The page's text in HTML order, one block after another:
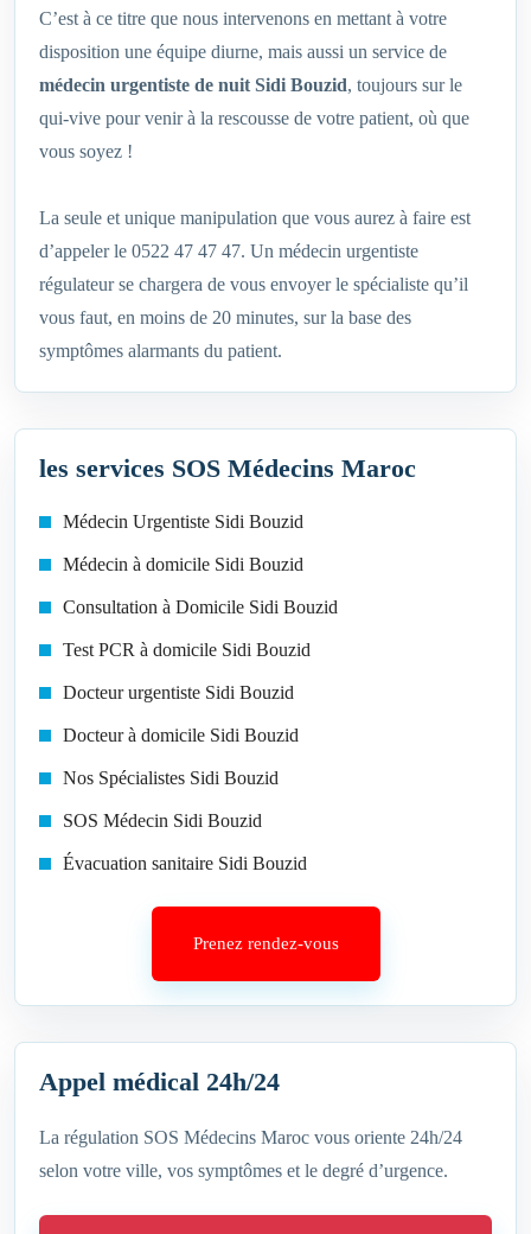
C’est à ce titre que nous intervenons en mettant à votre
disposition une équipe diurne, mais aussi un service de
médecin urgentiste de nuit Sidi Bouzid, toujours sur le
qui-vive pour venir à la rescousse de votre patient, où que
vous soyez !
La seule et unique manipulation que vous aurez à faire est
d’appeler le 0522 47 47 47. Un médecin urgentiste
régulateur se chargera de vous envoyer le spécialiste qu’il
vous faut, en moins de 20 minutes, sur la base des
symptômes alarmants du patient.
les services SOS Médecins Maroc
Médecin Urgentiste Sidi Bouzid
Médecin à domicile Sidi Bouzid
Consultation à Domicile Sidi Bouzid
Test PCR à domicile Sidi Bouzid
Docteur urgentiste Sidi Bouzid
Docteur à domicile Sidi Bouzid
Nos Spécialistes Sidi Bouzid
SOS Médecin Sidi Bouzid
Évacuation sanitaire Sidi Bouzid
Prenez rendez-vous
Appel médical 24h/24
La régulation SOS Médecins Maroc vous oriente 24h/24
selon votre ville, vos symptômes et le degré d’urgence.